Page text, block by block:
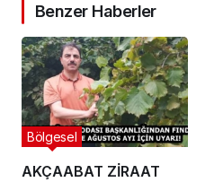
Benzer Haberler
AKÇAABAT ZİRAAT
Bölgesel